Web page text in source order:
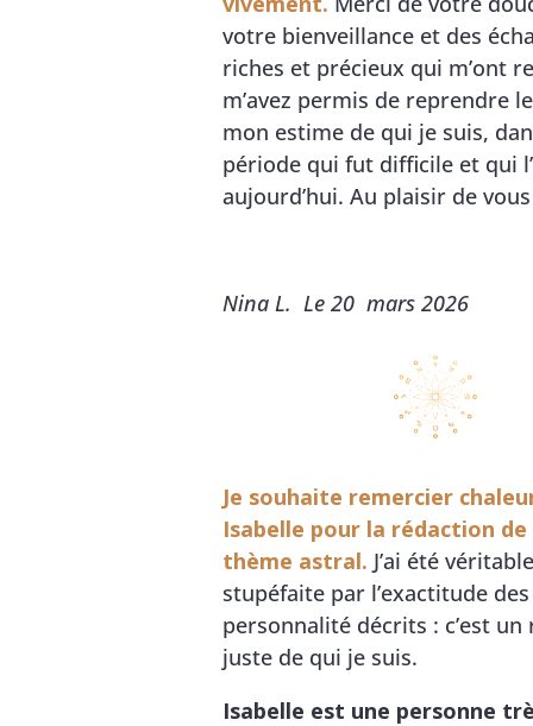
votre bienveillance et des
riches et précieux qui m’ont
m’avez permis de reprendre
mon estime de qui je suis,
période qui fut difficile et qui
aujourd’hui. Au plaisir de
Nina L. Le 20 mars 2026
Je souhaite remercier
Isabelle pour la rédaction de
thème astral. J’ai été
stupéfaite par l’exactitude
personnalité décrits : c’est
juste de qui je suis.
Isabelle est une personne